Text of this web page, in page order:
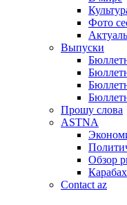
Фото
Выпуски
Прошу слова
ASTNA
Обзор
Contact az